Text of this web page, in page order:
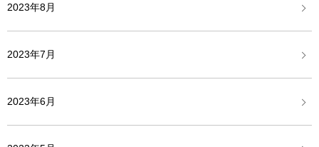
2023年8月
2023年7月
2023年6月